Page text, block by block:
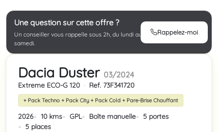
Une question sur cette offre ?
Un conseiller vous rappelle sous 2h, du lundi au
samedi.
Rappelez-moi
Dacia Duster 03/2024
Extreme ECO-G 120 · Ref. 73F341720
+ Pack Techno + Pack City + Pack Cold + Pare-Brise Chauffant
2026 10 kms GPL Boîte manuelle
5 portes
5 places